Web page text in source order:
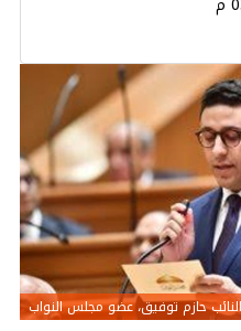
النائب حازم توفيق، عضو مجلس النواب